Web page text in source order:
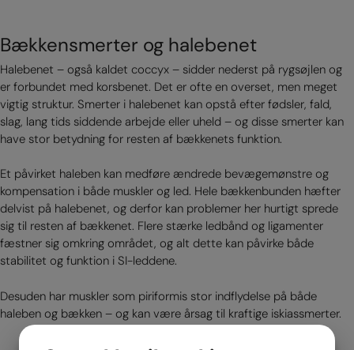
Bækkensmerter og halebenet
Halebenet – også kaldet coccyx – sidder nederst på rygsøjlen og
er forbundet med korsbenet. Det er ofte en overset, men meget
vigtig struktur. Smerter i halebenet kan opstå efter fødsler, fald,
slag, lang tids siddende arbejde eller uheld – og disse smerter kan
have stor betydning for resten af bækkenets funktion.
Et påvirket haleben kan medføre ændrede bevægemønstre og
kompensation i både muskler og led. Hele bækkenbunden hæfter
delvist på halebenet, og derfor kan problemer her hurtigt sprede
sig til resten af bækkenet. Flere stærke ledbånd og ligamenter
fæstner sig omkring området, og alt dette kan påvirke både
stabilitet og funktion i SI-leddene.
Desuden har muskler som piriformis stor indflydelse på både
haleben og bækken – og kan være årsag til kraftige iskiassmerter.